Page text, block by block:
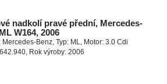
nadkolí pravé přední, Mercedes-
W164, 2006
Mercedes-Benz, Typ: ML, Motor: 3.0 Cdi
Rok výroby: 2006